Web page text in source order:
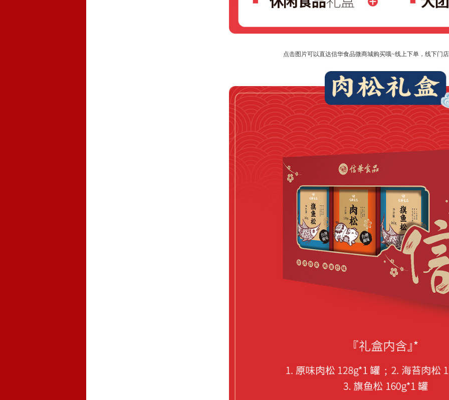
点击图片可以直达信华食品微商城购买哦~线上下单，线下门